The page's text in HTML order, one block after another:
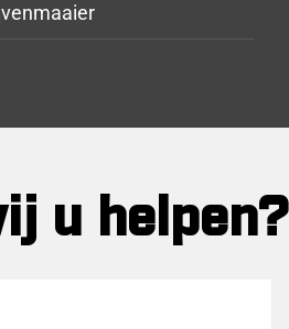
u helpen?